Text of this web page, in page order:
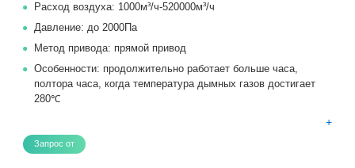
Расход воздуха: 1000м³/ч-520000м³/ч
Давление: до 2000Па
Метод привода: прямой привод
Особенности: продолжительно работает больше часа,
полтора часа, когда температура дымных газов достигает
280℃
+
Запрос от